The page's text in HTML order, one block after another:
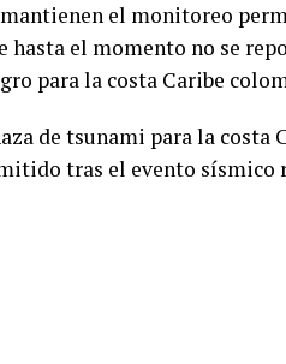
el monitoreo
hasta el momento no se
para la costa Caribe
de tsunami para la costa
tras el evento sísmico